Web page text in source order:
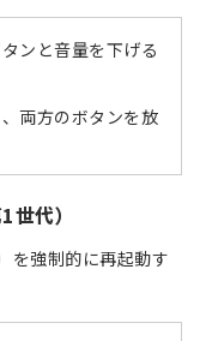
ンと音量を下げる
両方のボタンを放
代）
を強制的に再起動す